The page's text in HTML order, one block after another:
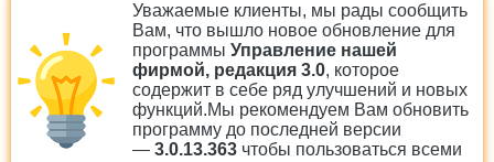
Уважаемые клиенты, мы рады сообщить
Вам, что вышло новое обновление для
программы Управление нашей
фирмой, редакция 3.0, которое
содержит в себе ряд улучшений и новых
функций.Мы рекомендуем Вам обновить
программу до последней версии
— 3.0.13.363 чтобы пользоваться всеми